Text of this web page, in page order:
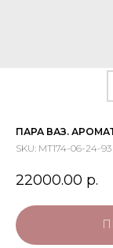
ПАРА ВАЗ.
SKU: МТ174-06-24-93
22000.00 р.